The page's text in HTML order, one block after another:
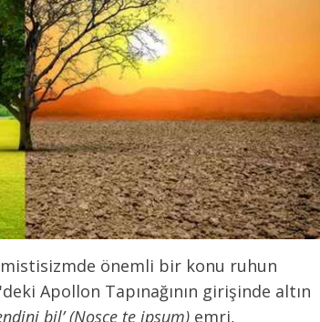
önemli bir konu ruhun
Apollon Tapınağının girişinde altın
bil’(Nosce te ipsum) emri,